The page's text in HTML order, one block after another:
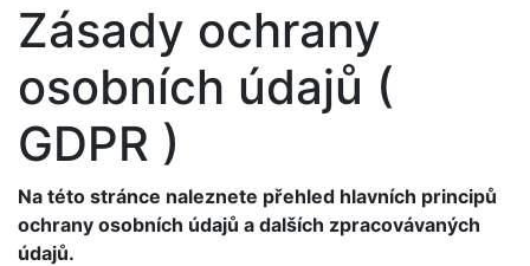
Zásady ochrany
osobních údajů (
GDPR )
Na této stránce naleznete přehled hlavních principů
ochrany osobních údajů a dalších zpracovávaných
údajů.